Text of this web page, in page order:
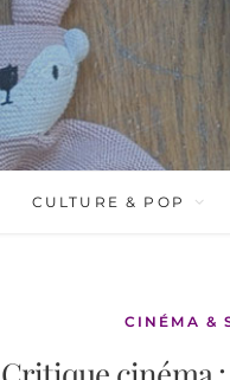
CULTURE & POP
CINÉMA &